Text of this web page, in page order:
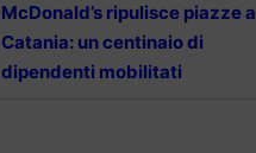
McDonald’s ripulisce piazze a
Catania: un centinaio di
dipendenti mobilitati